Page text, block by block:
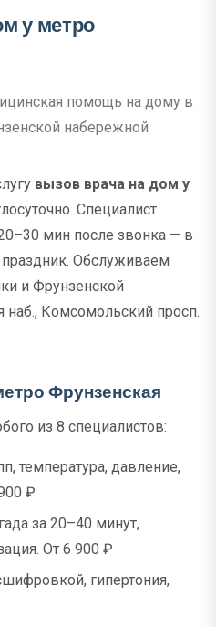
у метро
помощь на дому в
набережной
вызов врача на дом у
Специалист
мин после звонка — в
Обслуживаем
и Фрунзенской
наб., Комсомольский просп.
Фрунзенская
из 8 специалистов:
температура, давление,
₽
за 20–40 минут,
От 6 900 ₽
гипертония,